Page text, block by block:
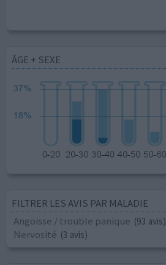
ÂGE + SEXE
FILTRER LES AVIS PAR MALADIE
Angoisse / trouble panique (93 avis)
Nervosité (3 avis)